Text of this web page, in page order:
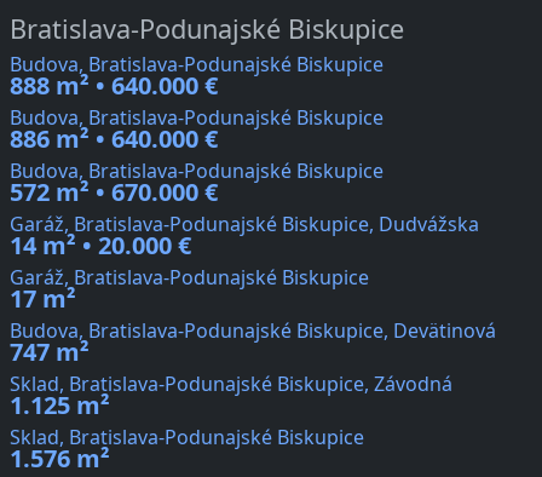
Bratislava-Podunajské Biskupice
Budova, Bratislava-Podunajské Biskupice
888 m² • 640.000 €
Budova, Bratislava-Podunajské Biskupice
886 m² • 640.000 €
Budova, Bratislava-Podunajské Biskupice
572 m² • 670.000 €
Garáž, Bratislava-Podunajské Biskupice, Dudvážska
14 m² • 20.000 €
Garáž, Bratislava-Podunajské Biskupice
17 m²
Budova, Bratislava-Podunajské Biskupice, Devätinová
747 m²
Sklad, Bratislava-Podunajské Biskupice, Závodná
1.125 m²
Sklad, Bratislava-Podunajské Biskupice
1.576 m²